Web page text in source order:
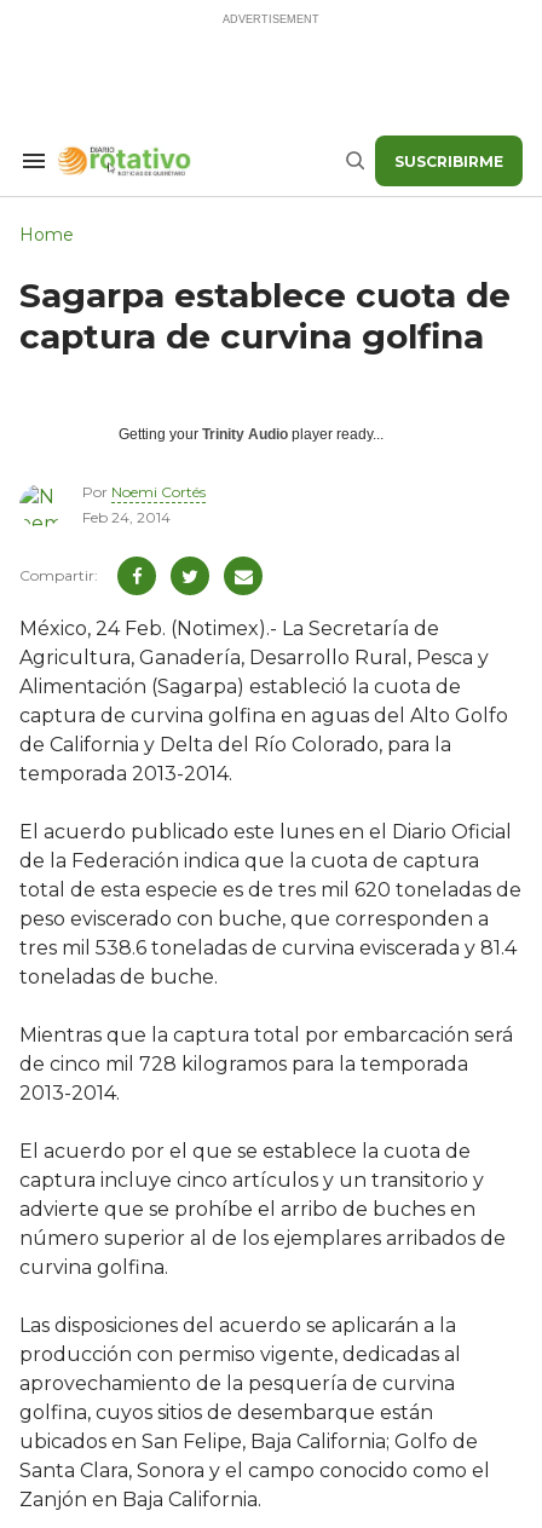
Search
Buscar SUSCRIBIRME
Home
Sagarpa establece cuota de
captura de curvina golfina
Getting your Trinity Audio player ready...
Por Noemi Cortés
Feb 24, 2014
México, 24 Feb. (Notimex).- La Secretaría de
Agricultura, Ganadería, Desarrollo Rural, Pesca y
Alimentación (Sagarpa) estableció la cuota de
captura de curvina golfina en aguas del Alto Golfo
de California y Delta del Río Colorado, para la
temporada 2013-2014.
El acuerdo publicado este lunes en el Diario Oficial
de la Federación indica que la cuota de captura
total de esta especie es de tres mil 620 toneladas de
peso eviscerado con buche, que corresponden a
tres mil 538.6 toneladas de curvina eviscerada y 81.4
toneladas de buche.
Mientras que la captura total por embarcación será
de cinco mil 728 kilogramos para la temporada
2013-2014.
El acuerdo por el que se establece la cuota de
captura incluye cinco artículos y un transitorio y
advierte que se prohíbe el arribo de buches en
número superior al de los ejemplares arribados de
curvina golfina.
Las disposiciones del acuerdo se aplicarán a la
producción con permiso vigente, dedicadas al
aprovechamiento de la pesquería de curvina
golfina, cuyos sitios de desembarque están
ubicados en San Felipe, Baja California; Golfo de
Santa Clara, Sonora y el campo conocido como el
Zanjón en Baja California.